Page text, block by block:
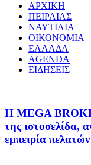
ΑΡΧΙΚΗ
ΠΕΙΡΑΙΑΣ
ΝΑΥΤΙΛΙΑ
ΟΙΚΟΝΟΜΙΑ
ΕΛΛΑΔΑ
AGENDA
ΕΙΔΗΣΕΙΣ
Η MEGA
της ιστοσελίδα,
εμπειρία